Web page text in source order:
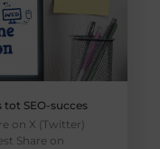
SEO-succes
on X (Twitter)
Share on